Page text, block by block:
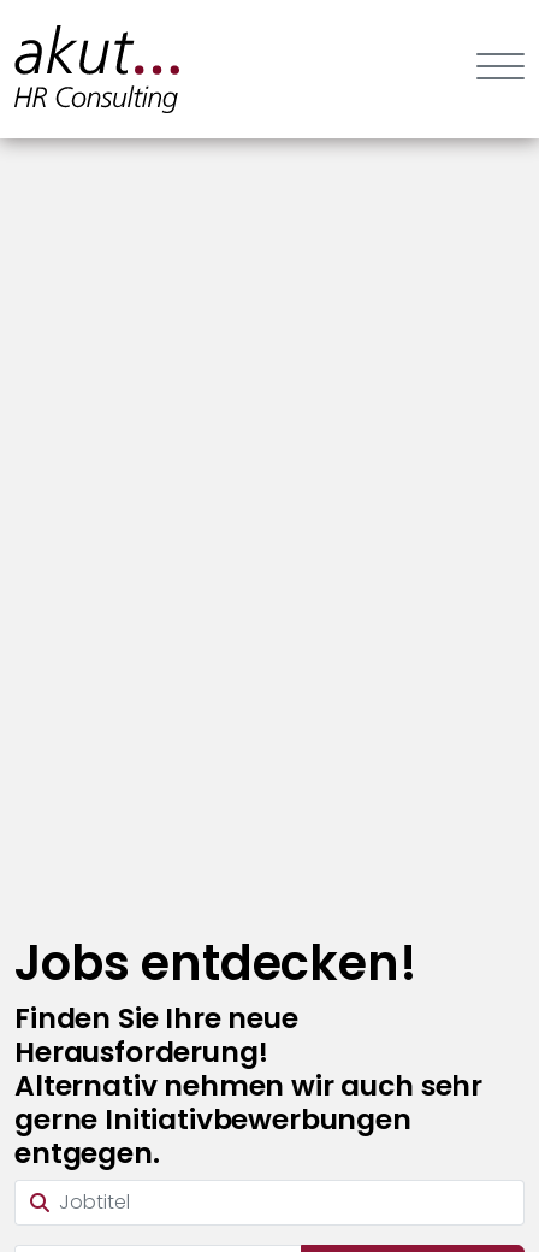
Jobs entdecken!
Finden Sie Ihre neue
Herausforderung!
Alternativ nehmen wir auch sehr
gerne Initiativbewerbungen
entgegen.